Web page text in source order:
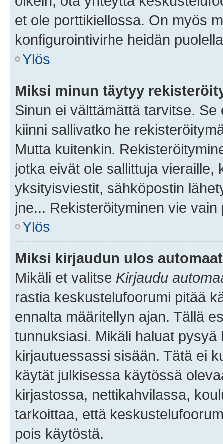
et ole porttikiellossa. On myös
konfigurointivirhe heidän
Ylös
Miksi minun täytyy
Sinun ei välttämättä tarvitse.
kiinni sallivatko he
Mutta kuitenkin.
jotka eivät ole sallittuja vieraille,
yksityisviestit, sähköpostin
jne... Rekisteröityminen vie
Ylös
Miksi kirjaudun ulos
Mikäli et valitse Kirjaudu
rastia keskustelufoorumi pitää
ennalta määritellyn ajan. Tällä
tunnuksiasi. Mikäli haluat
kirjautuessassi sisään. Tätä ei
käytät julkisessa käytössä
kirjastossa, nettikahvilassa,
tarkoittaa, että
pois käytöstä.